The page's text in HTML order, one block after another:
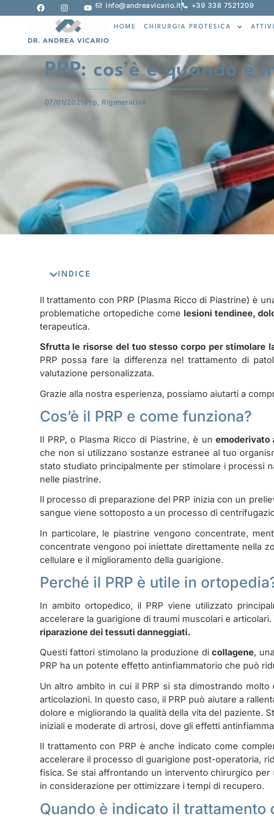
info@andreavicario.it +39 338 7521209 ‬
HOME CHIRURGIA PROTESICA
PRP: cos’è e quando è
07/01/2025Prp Rigenerativa
INDICE
Il trattamento con PRP (Plasma Ricco di Piastrine) è
problematiche ortopediche come lesioni tendinee,
terapeutica.
Sfrutta le risorse del tuo stesso corpo per stimolare
PRP possa fare la differenza nel trattamento di
valutazione personalizzata.
Grazie alla nostra esperienza, possiamo aiutarti a
Cos’è il PRP e come funziona?
Il PRP, o Plasma Ricco di Piastrine, è un emoderivato
che non si utilizzano sostanze estranee al tuo
stato studiato principalmente per stimolare i processi
nelle piastrine.
Il processo di preparazione del PRP inizia con un
sangue viene sottoposto a un processo di
In particolare, le piastrine vengono concentrate,
concentrate vengono poi iniettate direttamente nella
cellulare e il miglioramento della guarigione.
Perché il PRP è utile in
In ambito ortopedico, il PRP viene utilizzato
accelerare la guarigione di traumi muscolari e articolari.
riparazione dei tessuti danneggiati.
Questi fattori stimolano la produzione dicollagene,
PRP ha un potente effetto antinfiammatorio che può
Un altro ambito in cui il PRP si sta dimostrando molto
articolazioni. In questo caso, il PRP può aiutare a
dolore e migliorando la qualità della vita del paziente.
iniziali e moderate di artrosi, dove gli effetti
Il trattamento con PRP è anche indicato come
accelerare il processo di guarigione post-operatoria,
fisica. Se stai affrontando un intervento chirurgico
in considerazione per ottimizzare i tempi di recupero.
Quando è indicato il trattamento